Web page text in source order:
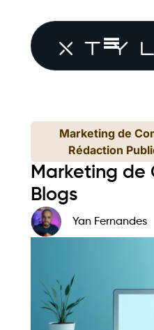
Marketing de
Rédaction
Marketing de
Blogs
Yan Fernandes